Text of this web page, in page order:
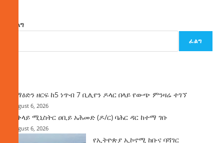
ፈልግ
ፈልግ
ከማዕድን ዘርፍ ከ5 ነጥብ 7 ቢሊየን ዶላር በላይ የውጭ ምንዛሬ ተገኘ
August 6, 2026
ጠቅላይ ሚኒስትር ዐቢይ አሕመድ (ዶ/ር) ባሕር ዳር ከተማ ገቡ
August 6, 2026
የኢትዮጵያ ኢኮኖሚ ከቡና ባሻገር